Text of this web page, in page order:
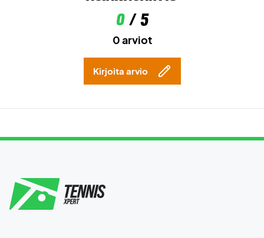
0/ 5
0 arviot
Kirjoita arvio